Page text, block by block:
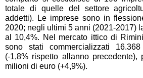
totale di quelle del settore
addetti). Le imprese sono in
2020; negli ultimi 5 anni (2021-2017)
al 10,4%. Nel mercato ittico di
sono stati commercializzati
(-1,8% rispetto allanno
milioni di euro (+4,9%).